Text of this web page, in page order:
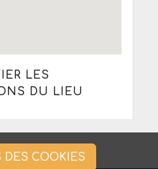
LES
DU LIEU
DES COOKIES